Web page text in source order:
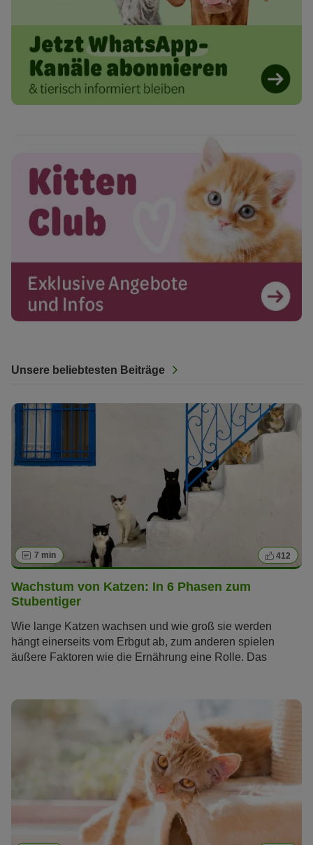
Unsere beliebtesten Beiträge
7 min 412
Wachstum von Katzen: In 6 Phasen zum
Stubentiger
Wie lange Katzen wachsen und wie groß sie werden
hängt einerseits vom Erbgut ab, zum anderen spielen
äußere Faktoren wie die Ernährung eine Rolle. Das
können Sie Ihrem Kätzchen den perfekten Start ins Leben
ermöglichen und es bestmöglich beim Erwachsenwerden